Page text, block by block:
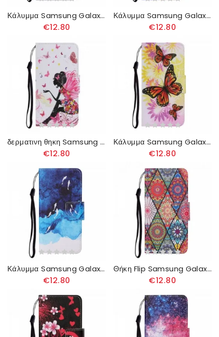
Κάλυμμα Samsung Galaxy A22 4G Πεταλούδα Και Λωτός
€12.80
Κάλυμμα Samsung Galaxy A22 4G Ζωγραφική
€12.80
δερματινη θηκη Samsung Galaxy A22 4G Μαγική Νεράιδα
€12.80
Κάλυμμα Samsung Galaxy A22 4G Πεταλούδες Και Καλοκαιρινά Λουλούδια
€12.80
Κάλυμμα Samsung Galaxy A22 4G Θάλασσα Με Λουράκι
€12.80
Θήκη Flip Samsung Galaxy A22 4G Συνονθύλευμα Με Λουράκι
€12.80